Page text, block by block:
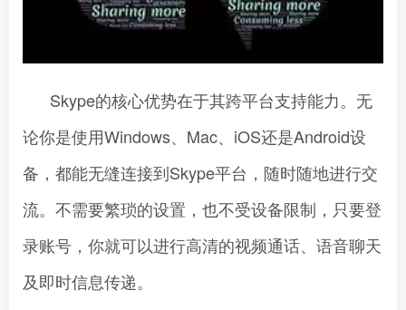
Skype的核心优势在于其跨平台支持能力。无
论你是使用Windows、Mac、iOS还是Android设
备，都能无缝连接到Skype平台，随时随地进行交
流。不需要繁琐的设置，也不受设备限制，只要登
录账号，你就可以进行高清的视频通话、语音聊天
及即时信息传递。